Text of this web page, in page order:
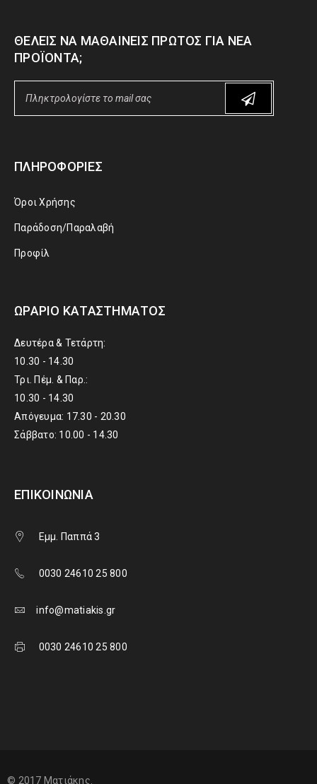
ΘΈΛΕΙΣ ΝΑ ΜΑΘΑΊΝΕΙΣ ΠΡΏΤΟΣ ΓΙΑ ΝΈΑ
ΠΡΟΪΌΝΤΑ;
ΠΛΗΡΟΦΟΡΊΕΣ
Όροι Χρήσης
Παράδοση/Παραλαβή
Προφίλ
ΩΡΆΡΙΟ ΚΑΤΑΣΤΉΜΑΤΟΣ
Δευτέρα & Τετάρτη:
10.30 - 14.30
Τρι. Πέμ. & Παρ.:
10.30 - 14.30
Απόγευμα: 17.30 - 20.30
Σάββατο: 10.00 - 14.30
ΕΠΙΚΟΙΝΩΝΊΑ
Εμμ. Παππά 3
0030 24610 25 800
info@matiakis.gr
0030 24610 25 800
© 2017 Ματιάκης.